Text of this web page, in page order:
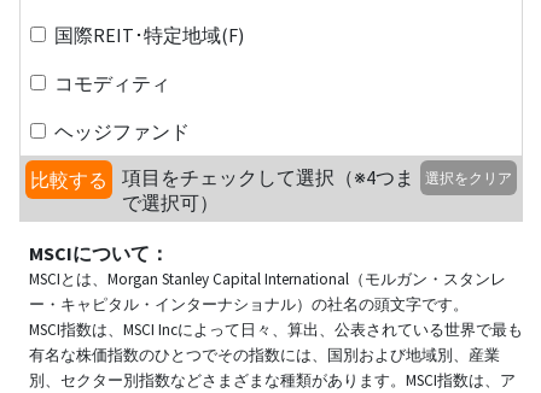
国際REIT･特定地域(F)
コモディティ
ヘッジファンド
比較する
項目をチェックして選択（※4つま
で選択可）
選択をクリア
MSCIについて：
MSCIとは、Morgan Stanley Capital International（モルガン・スタンレ
ー・キャピタル・インターナショナル）の社名の頭文字です。
MSCI指数は、MSCI Incによって日々、算出、公表されている世界で最も
有名な株価指数のひとつでその指数には、国別および地域別、産業
別、セクター別指数などさまざまな種類があります。MSCI指数は、ア